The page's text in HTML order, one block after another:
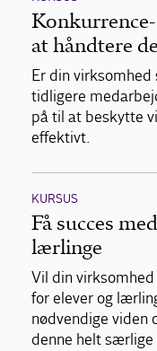
at håndtere
Er din
tidligere
på til at beskytte
effektivt.
KURSUS
Få succes
lærlinge
Vil din
for elever og
nødvendige viden
denne helt særlige